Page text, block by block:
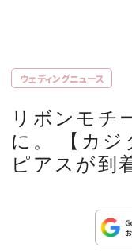
JEWELRY &
LIFESTYLE
CULTURE
CELEBRITY
ウェディングニュース
リボンモチ
に。 【カジ
ピアスが到